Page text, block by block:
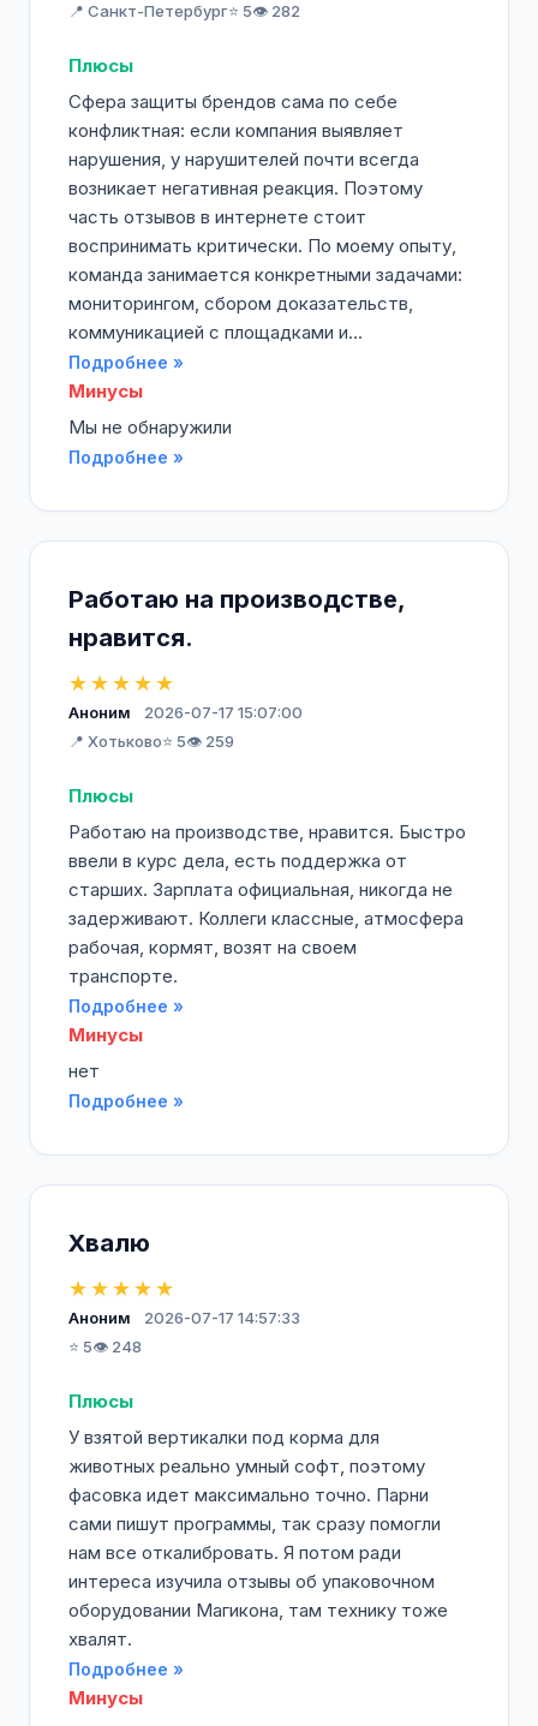
📍 Санкт-Петербург⭐ 5👁️ 282
Плюсы
Сфера защиты брендов сама по себе
конфликтная: если компания выявляет
нарушения, у нарушителей почти всегда
возникает негативная реакция. Поэтому
часть отзывов в интернете стоит
воспринимать критически. По моему опыту,
команда занимается конкретными задачами:
мониторингом, сбором доказательств,
коммуникацией с площадками и...
Подробнее »
Минусы
Мы не обнаружили
Подробнее »
Работаю на производстве,
нравится.
★★★★★
Аноним
2026-07-17 15:07:00
📍 Хотьково⭐ 5👁️ 259
Плюсы
Работаю на производстве, нравится. Быстро
ввели в курс дела, есть поддержка от
старших. Зарплата официальная, никогда не
задерживают. Коллеги классные, атмосфера
рабочая, кормят, возят на своем
транспорте.
Подробнее »
Минусы
нет
Подробнее »
Хвалю
★★★★★
Аноним
2026-07-17 14:57:33
⭐ 5👁️ 248
Плюсы
У взятой вертикалки под корма для
животных реально умный софт, поэтому
фасовка идет максимально точно. Парни
сами пишут программы, так сразу помогли
нам все откалибровать. Я потом ради
интереса изучила отзывы об упаковочном
оборудовании Магикона, там технику тоже
хвалят.
Подробнее »
Минусы